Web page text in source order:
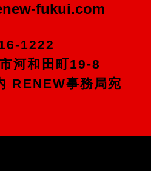
fukui.com
1222
河和田町19-8
RENEW事務局宛